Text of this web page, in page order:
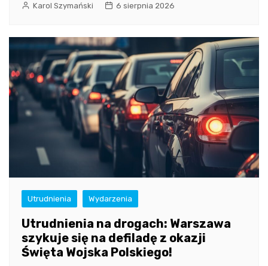
Karol Szymański 6 sierpnia 2026
Utrudnienia Wydarzenia
Utrudnienia na drogach: Warszawa
szykuje się na defiladę z okazji
Święta Wojska Polskiego!